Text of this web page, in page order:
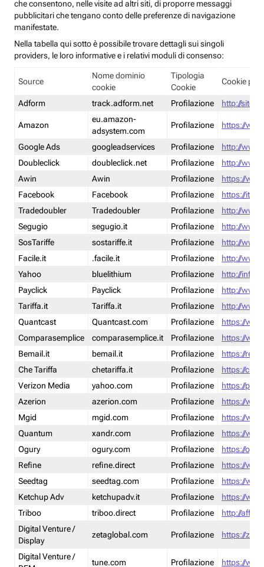
che consentono, nelle visite ad altri siti, di proporre messaggi
pubblicitari che tengano conto delle preferenze di navigazione
manifestate.
Nella tabella qui sotto è possibile trovare dettagli sui singoli
providers, le loro informative e i relativi moduli di consenso:
Source
Nome dominio
cookie
Tipologia
Cookie
Cookie
Adform track.adform.net Profilazione http://
Amazon
eu.amazon-
adsystem.com
Profilazione https://
Google Ads googleadservices Profilazione
http://
Doubleclick
doubleclick.net Profilazione
http://
Awin
Awin Profilazione
https://
Facebook
Facebook Profilazione
https://it-
Tradedoubler
Tradedoubler Profilazione
http://
Segugio
segugio.it Profilazione
http://
SosTariffe
sostariffe.it Profilazione
http://
Facile.it
.facile.it Profilazione
http://
Yahoo
bluelithium Profilazione
http://
Payclick
Payclick Profilazione
http://
Tariffa.it
Tariffa.it Profilazione
http://
Quantcast
Quantcast.com Profilazione
https://
Comparasemplice
comparasemplice.it Profilazione
https://
Bemail.it
bemail.it Profilazione
https://
Che Tariffa
chetariffa.it Profilazione
https://
Verizon Media
yahoo.com Profilazione
https://
Azerion
azerion.com Profilazione
https://
Mgid
mgid.com Profilazione
https://
Quantum
xandr.com Profilazione
https://
Ogury
ogury.com Profilazione
https://
Refine
refine.direct Profilazione
https://
Seedtag
seedtag.com Profilazione
https://
Ketchup Adv
ketchupadv.it Profilazione
https://
Triboo
triboo.direct Profilazione
http://
Digital Venture /
Display
zetaglobal.com Profilazione https://
Digital Venture /
tune.com Profilazione https://